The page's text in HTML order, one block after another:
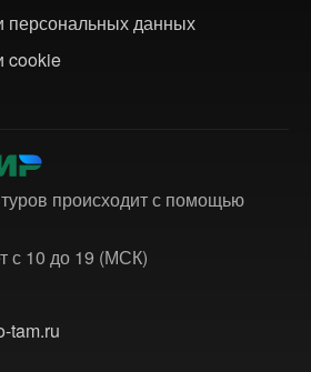
персональных данных
cookie
происходит с помощью
с 10 до 19 (МСК)
tam.ru